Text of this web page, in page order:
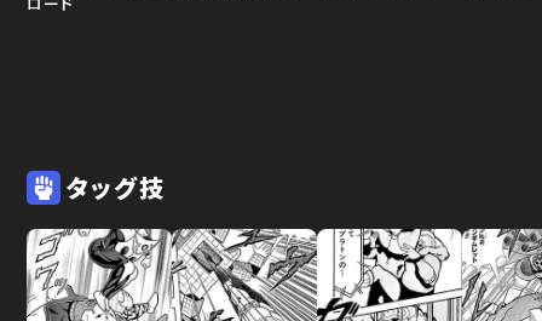
タッグ技